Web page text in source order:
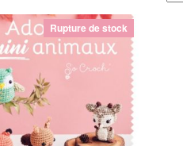
Rupture de stock